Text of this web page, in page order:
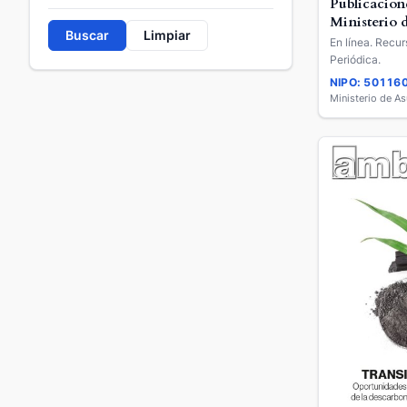
Buscar Limpiar
Ministerio
Exteriores
Cooperación
En línea.
Periódica.
NIPO: